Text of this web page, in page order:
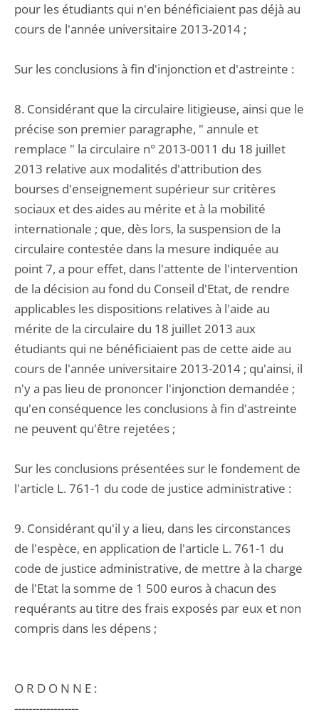
pour les étudiants qui n'en bénéficiaient pas déjà au
cours de l'année universitaire 2013-2014 ;
Sur les conclusions à fin d'injonction et d'astreinte :
8. Considérant que la circulaire litigieuse, ainsi que le
précise son premier paragraphe, " annule et
remplace " la circulaire n° 2013-0011 du 18 juillet
2013 relative aux modalités d'attribution des
bourses d'enseignement supérieur sur critères
sociaux et des aides au mérite et à la mobilité
internationale ; que, dès lors, la suspension de la
circulaire contestée dans la mesure indiquée au
point 7, a pour effet, dans l'attente de l'intervention
de la décision au fond du Conseil d'Etat, de rendre
applicables les dispositions relatives à l'aide au
mérite de la circulaire du 18 juillet 2013 aux
étudiants qui ne bénéficiaient pas de cette aide au
cours de l'année universitaire 2013-2014 ; qu'ainsi, il
n'y a pas lieu de prononcer l'injonction demandée ;
qu'en conséquence les conclusions à fin d'astreinte
ne peuvent qu'être rejetées ;
Sur les conclusions présentées sur le fondement de
l'article L. 761-1 du code de justice administrative :
9. Considérant qu'il y a lieu, dans les circonstances
de l'espèce, en application de l'article L. 761-1 du
code de justice administrative, de mettre à la charge
de l'Etat la somme de 1 500 euros à chacun des
requérants au titre des frais exposés par eux et non
compris dans les dépens ;
O R D O N N E :
------------------